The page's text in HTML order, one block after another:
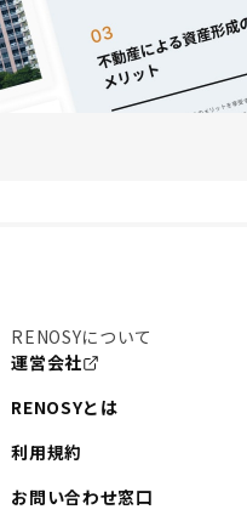
RENOSYについて
運営会社
RENOSYとは
利用規約
お問い合わせ窓口